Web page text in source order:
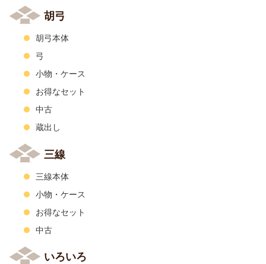
胡弓
胡弓本体
弓
小物・ケース
お得なセット
中古
蔵出し
三線
三線本体
小物・ケース
お得なセット
中古
いろいろ